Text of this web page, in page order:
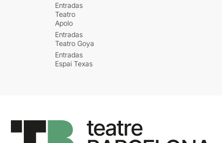
Entradas
Teatro
Apolo
Entradas
Teatro Goya
Entradas
Espai Texas